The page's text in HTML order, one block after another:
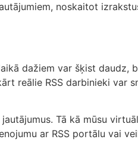
noskaitot
dažiem var šķist daudz,
reālie RSS darbinieki var
Tā kā mūsu
ar RSS portālu vai